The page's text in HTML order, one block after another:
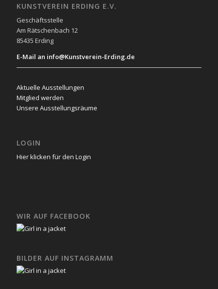
KUNSTVEREIN ERDING E.V.
Geschäftsstelle
Am Rätschenbach 12
85435 Erding
E-Mail an info@Kunstverein-Erding.de
Aktuelle Ausstellungen
Mitglied werden
Unsere Ausstellungsräume
LOGIN
Hier klicken für den Login
WIR AUF FACEBOOK
BILDER AUF INSTAGRAMM